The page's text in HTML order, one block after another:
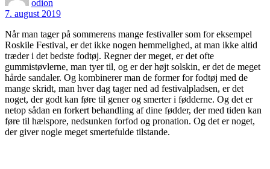
odion
7. august 2019
Når man tager på sommerens mange festivaller som for eksempel
Roskile Festival, er det ikke nogen hemmelighed, at man ikke altid
træder i det bedste fodtøj. Regner der meget, er det ofte
gummistøvlerne, man tyer til, og er der højt solskin, er det de meget
hårde sandaler. Og kombinerer man de former for fodtøj med de
mange skridt, man hver dag tager ned ad festivalpladsen, er det
noget, der godt kan føre til gener og smerter i fødderne. Og det er
netop sådan en forkert behandling af dine fødder, der med tiden kan
føre til hælspore, nedsunken forfod og pronation. Og det er noget,
der giver nogle meget smertefulde tilstande.